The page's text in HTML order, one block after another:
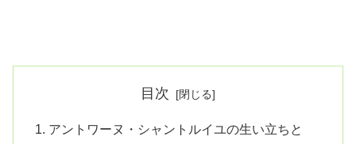
目次
アントワーヌ・シャントルイユの生い立ちと